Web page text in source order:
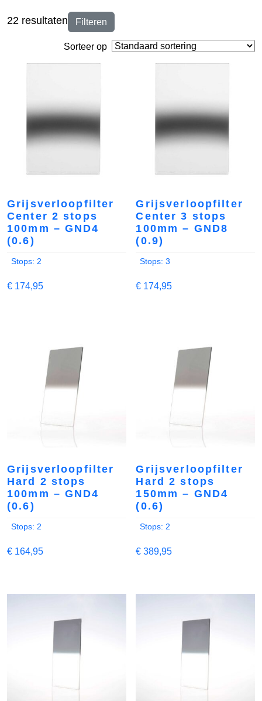
Filteren
22 resultaten
Sorteer op
Grijsverloopfilter
Center 2 stops
100mm – GND4
(0.6)
Stops: 2
€ 174,95
Grijsverloopfilter
Center 3 stops
100mm – GND8
(0.9)
Stops: 3
€ 174,95
Grijsverloopfilter
Hard 2 stops
100mm – GND4
(0.6)
Stops: 2
€ 164,95
Grijsverloopfilter
Hard 2 stops
150mm – GND4
(0.6)
Stops: 2
€ 389,95